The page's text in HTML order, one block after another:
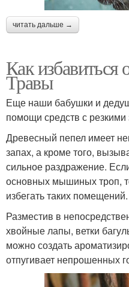
читать дальше →
Как
Травы
Еще наши бабушки и
помощи средств с резкими
Древесный пепел имеет
запах, а кроме того,
сильное раздражение.
основных мышиных троп,
избегать таких помещений.
Разместив в
хвойные лапы, ветки
можно создать
отпугивает непрошенных